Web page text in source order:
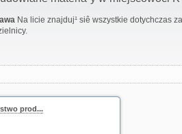
Na licie znajduj¹ siê wszystkie dotychczas
prod...